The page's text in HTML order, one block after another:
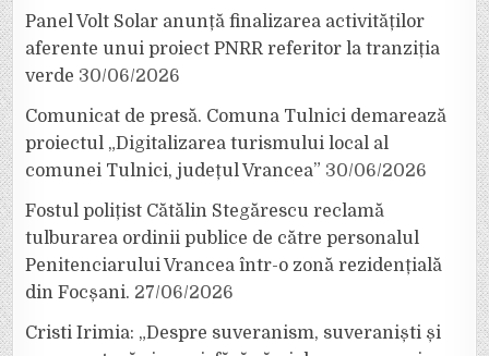
Panel Volt Solar anunță finalizarea activităților
aferente unui proiect PNRR referitor la tranziția
verde 30/06/2026
Comunicat de presă. Comuna Tulnici demarează
proiectul „Digitalizarea turismului local al
comunei Tulnici, județul Vrancea” 30/06/2026
Fostul polițist Cătălin Stegărescu reclamă
tulburarea ordinii publice de către personalul
Penitenciarului Vrancea într-o zonă rezidențială
din Focșani. 27/06/2026
Cristi Irimia: „Despre suveranism, suveraniști și